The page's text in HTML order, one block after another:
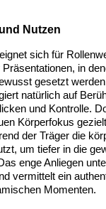
Nutzen
sich für
in
gesetzt
natürlich auf
und Kontrolle.
Körperfokus
der Träger die
um tiefer in die
enge Anliegen
vermittelt ein
Momenten.